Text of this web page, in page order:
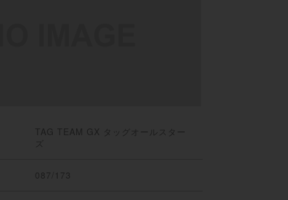
TAG TEAM GX タッグオールスター
ズ
087/173